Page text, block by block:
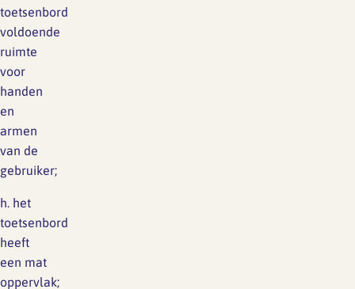
toetsenbord
voldoende
ruimte
voor
handen
en
armen
van de
gebruiker;
h. het
toetsenbord
heeft
een mat
oppervlak;